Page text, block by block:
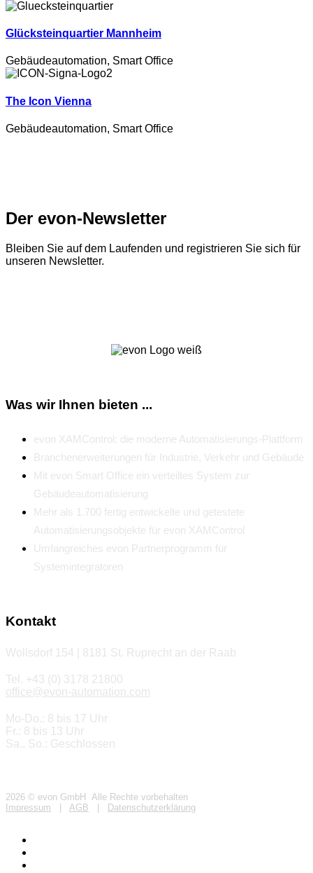
Glücksteinquartier Mannheim
Gebäudeautomation, Smart Office
The Icon Vienna
Gebäudeautomation, Smart Office
Der evon-Newsletter
Bleiben Sie auf dem Laufenden und registrieren Sie sich für
unseren Newsletter.
Was wir Ihnen bieten ...
evon XAMControl: die moderne Automatisierungs-Plattform
Branchenerweiterungen für Industrie, Verkehr und Gebäude
Mit evon Smart Office ein verteiltes System zur
Gebäudeautomatisierung
Mehr als 1.700 fertig entwickelte und getestete
Automatisierungsobjekte für evon XAMControl
Umfangreiches evon Partnerprogramm für
Systemintegratoren
Kontakt
Wollsdorf 154 | 8181 St. Ruprecht an der Raab
Tel. +43 (0) 3178 21800
office@evon-automation.com
Mo-Do.: 8 bis 17 Uhr
Fr.: 8 bis 13 Uhr
Sa., So.: Geschlossen
2026 © evon GmbH Alle Rechte vorbehalten
Impressum
AGB Datenschutzerklärung